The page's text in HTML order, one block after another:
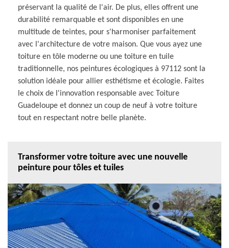
préservant la qualité de l'air. De plus, elles offrent une
durabilité remarquable et sont disponibles en une
multitude de teintes, pour s'harmoniser parfaitement
avec l'architecture de votre maison. Que vous ayez une
toiture en tôle moderne ou une toiture en tuile
traditionnelle, nos peintures écologiques à 97112 sont la
solution idéale pour allier esthétisme et écologie. Faites
le choix de l'innovation responsable avec Toiture
Guadeloupe et donnez un coup de neuf à votre toiture
tout en respectant notre belle planète.
Transformer votre toiture avec une nouvelle
peinture pour tôles et tuiles